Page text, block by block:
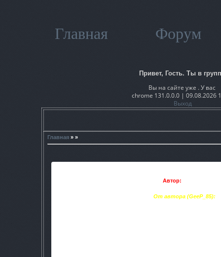
Главная Форум
Привет, Гость. Ты в
Вы на сайте уже . У вас
chrome 131.0.0.0 | 09.08.2026
Выход
Главная » »
Автор:
От автора (GeeP_85):